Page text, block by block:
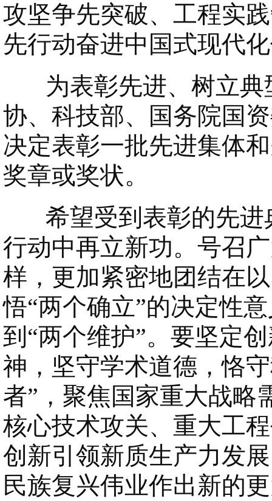
攻坚争先突破、工程实
先行动奋进中国式现代
为表彰先进、树立典
协、科技部、国务院国
决定表彰一批先进集体
奖章或奖状。
希望受到表彰的先进
行动中再立新功。号召
样，更加紧密地团结在
悟“两个确立”的决定性
到“两个维护”。要坚定
神，坚守学术道德，恪
者”，聚焦国家重大战略
核心技术攻关、重大工
创新引领新质生产力发
民族复兴伟业作出新的